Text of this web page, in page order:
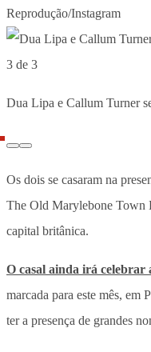
Reprodução/Instagram
3 de 3
Dua Lipa e Callum Turner
Os dois se casaram na
The Old Marylebone Town
capital britânica.
O casal ainda irá celebrar
marcada para este mês, em
ter a presença de grandes